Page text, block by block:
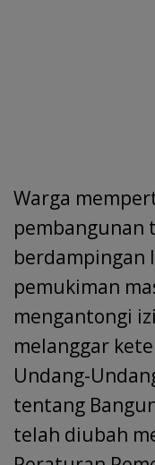
Warga
pembangunan
berdampingan
pemukiman
mengantongi
melanggar
Undang-
tentang
telah diubah